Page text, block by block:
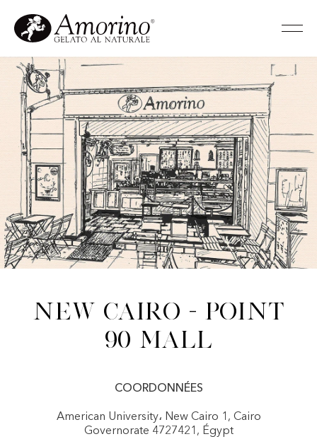
New Cairo - Point
90 Mall
COORDONNÉES
American University، New Cairo 1, Cairo
Governorate 4727421, Égypt